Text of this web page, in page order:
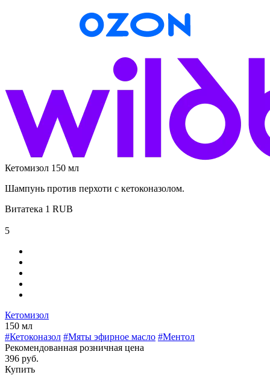
Кетомизол 150 мл
Шампунь против перхоти с кетоконазолом.
Витатека 1 RUB
5
Кетомизол
150 мл
#Кетоконазол #Мяты эфирное масло #Ментол
Рекомендованная розничная цена
396 руб.
Купить